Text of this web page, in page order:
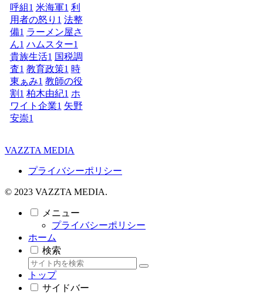
呼組1 米海軍1 利
用者の怒り 1 法整
備1 ラーメン屋さ
ん1 ハムスター1
貴族生活1 国税調
査1 教育政策1 時
東ぁみ1 教師の役
割 1 柏木由紀1 ホ
ワイト企業1 矢野
安崇1
VAZZTA MEDIA
プライバシーポリシー
© 2023 VAZZTA MEDIA.
メニュー
プライバシーポリシー
ホーム
検索
トップ
サイドバー